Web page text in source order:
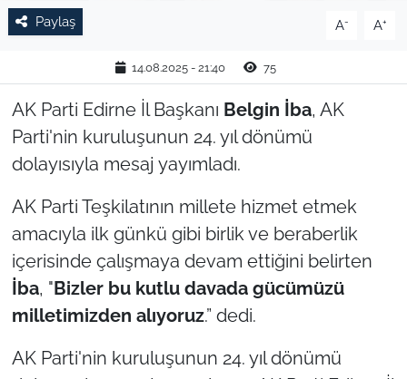
Paylaş A- A+
14.08.2025 - 21:40 75
AK Parti Edirne İl Başkanı Belgin İba, AK
Parti'nin kuruluşunun 24. yıl dönümü
dolayısıyla mesaj yayımladı.
AK Parti Teşkilatının millete hizmet etmek
amacıyla ilk günkü gibi birlik ve beraberlik
içerisinde çalışmaya devam ettiğini belirten
İba, "Bizler bu kutlu davada gücümüzü
milletimizden alıyoruz.” dedi.
AK Parti'nin kuruluşunun 24. yıl dönümü
SPOR
YAŞAM
EDİRNE
TEKİRDAĞ
KIRKLARELİ
ÇANAKKALE
TÜRKİYE
Bölge